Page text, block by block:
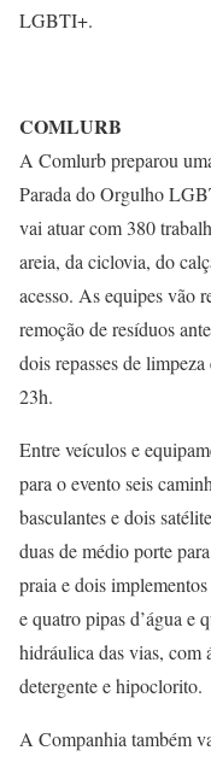
LGBTI+.
COMLURB
A Comlurb preparou
Parada do Orgulho
vai atuar com 380
areia, da ciclovia, do
acesso. As equipes vão
remoção de resíduos
dois repasses de
23h.
Entre veículos e
para o evento seis
basculantes e dois
duas de médio porte
praia e dois
e quatro pipas d’água e
hidráulica das vias, com
detergente e hipoclorito.
A Companhia também